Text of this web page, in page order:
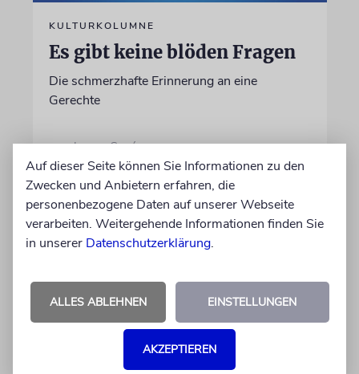
KULTURKOLUMNE
Es gibt keine blöden Fragen
Die schmerzhafte Erinnerung an eine
Gerechte
von Laura Cazés
06.08.2026
Auf dieser Seite können Sie Informationen zu den
Zwecken und Anbietern erfahren, die
personenbezogene Daten auf unserer Webseite
verarbeiten. Weitergehende Informationen finden Sie
in unserer Datenschutzerklärung.
ALLES ABLEHNEN EINSTELLUNGEN
AKZEPTIEREN